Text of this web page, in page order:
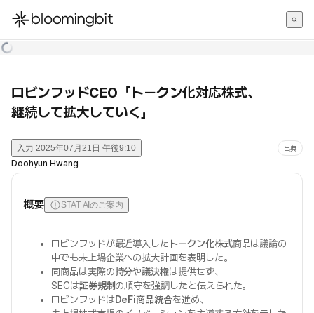
한국어
ロビンフッドCEO「トークン化対応株式、
継続して拡大していく」
入力 2025年07月21日 午後9:10 出典
Doohyun Hwang
概要 STAT AIのご案内
ロビンフッドが最近導入した トークン化株式商品は議論の
中でも未上場企業への拡大計画を表明した。
同商品は実際の持分や議決権は提供せず、
SECは証券規制の順守を強調したと伝えられた。
ロビンフッドはDeFi商品統合を進め、